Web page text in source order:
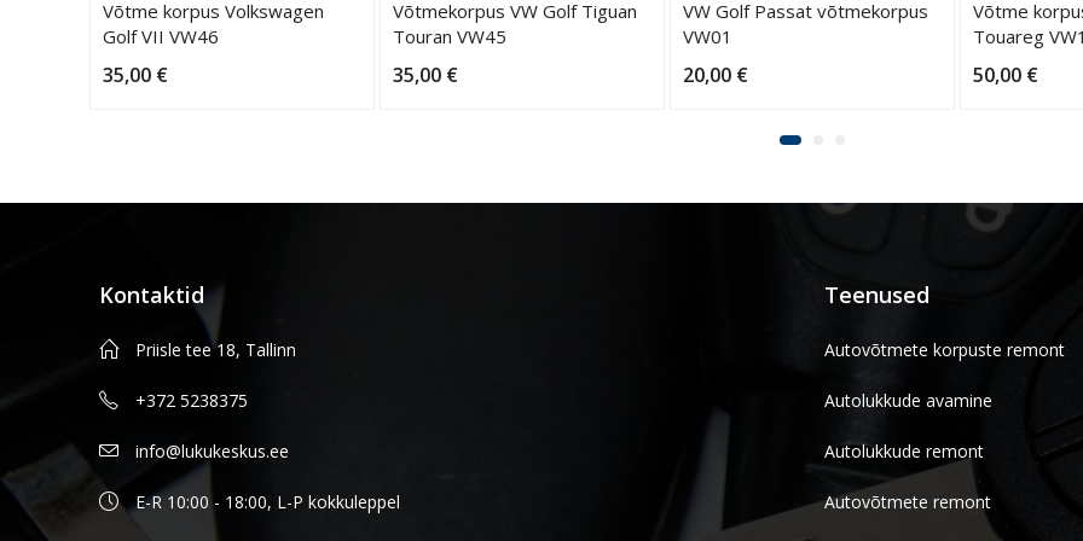
Võtme korpus Volkswagen
Golf VII VW46
35,00 €
Võtmekorpus VW Golf Tiguan
Touran VW45
35,00 €
VW Golf Passat võtmekorpus
VW01
20,00 €
Võtme
Touareg
50,00 €
Kontaktid
Priisle tee 18, Tallinn
+372 5238375
info@lukukeskus.ee
E-R 10:00 - 18:00, L-P kokkuleppel
Teenused
Autovõtmete korpuste remont
Autolukkude avamine
Autolukkude remont
Autovõtmete remont